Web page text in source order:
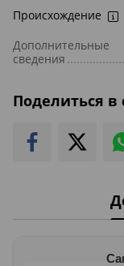
Происхождение
Дополнительные
сведения
Поделиться в